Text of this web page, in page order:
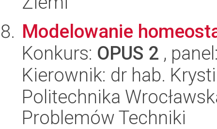
Modelowanie
Konkurs: OPUS 2 ,
Kierownik: dr hab.
Politechnika
Problemów Techniki